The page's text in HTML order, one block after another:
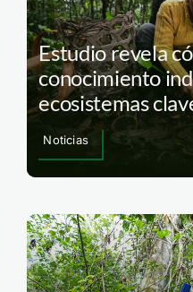
Estudio revela
conocimiento
ecosistemas
Noticias